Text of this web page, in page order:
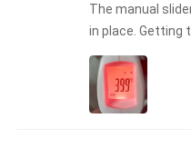
The manual
in place. Getting